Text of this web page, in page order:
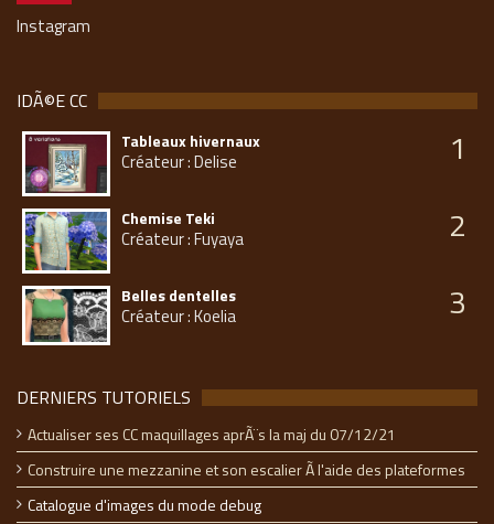
Instagram
IDÃ©E CC
Tableaux hivernaux
Créateur : Delise 1
Chemise Teki
Créateur : Fuyaya 2
Belles dentelles
Créateur : Koelia 3
DERNIERS TUTORIELS
Actualiser ses CC maquillages aprÃ¨s la maj du 07/12/21
Construire une mezzanine et son escalier Ã l'aide des plateformes
Catalogue d'images du mode debug